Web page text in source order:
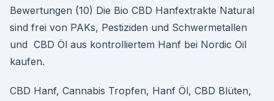
Bewertungen (10) Die Bio CBD Hanfextrakte Natural
sind frei von PAKs, Pestiziden und Schwermetallen
und CBD Öl aus kontrolliertem Hanf bei Nordic Oil
kaufen.
CBD Hanf, Cannabis Tropfen, Hanf Öl, CBD Blüten,